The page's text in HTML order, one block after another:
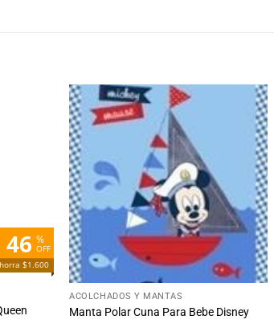
%
OFF
46
$1.600
deseos
+
ACOLCHADOS Y MANTAS
Manta Polar Cuna Para Bebe Disney